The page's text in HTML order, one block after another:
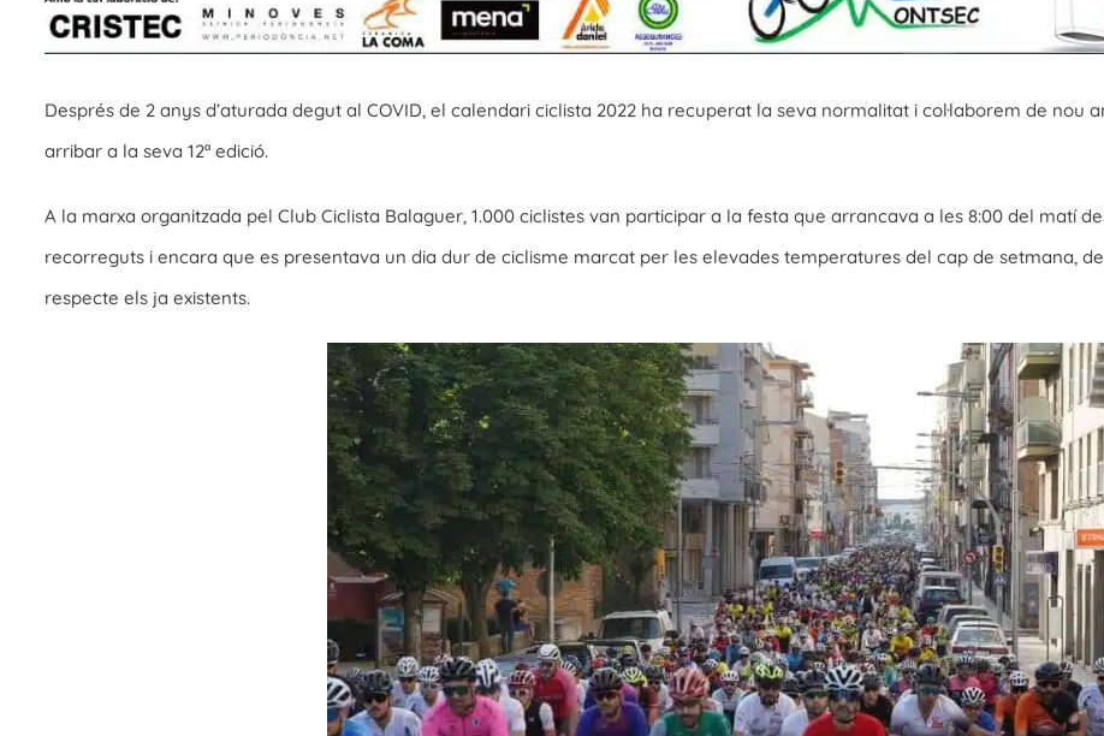
Després de 2 anys d’aturada degut al COVID, el calendari ciclista 2022 ha recuperat la seva normalitat i col·laborem de nou
arribar a la seva 12ª edició.
A la marxa organitzada pel Club Ciclista Balaguer, 1.000 ciclistes van participar a la festa que arrancava a les 8:00 del matí
recorreguts i encara que es presentava un dia dur de ciclisme marcat per les elevades temperatures del cap de setmana,
respecte els ja existents.